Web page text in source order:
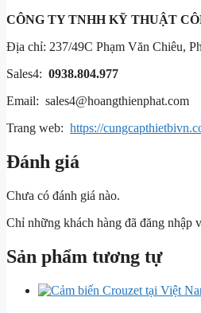
CÔNG TY TNHH KỸ THUẬT
Địa chỉ: 237/49C Phạm Văn Chiêu,
Sales4: 0938.804.977
Email: sales4@hoangthienphat.com
Trang web: https://
Đánh giá
Chưa có đánh giá nào.
Chỉ những khách hàng đã đăng nhập
Sản phẩm tương tự